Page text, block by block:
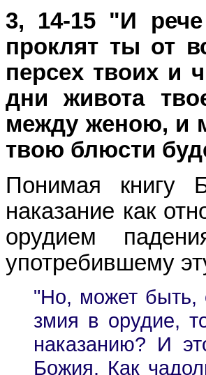
3, 14-15 "И
проклят ты от
персех твоих и
дни живота
между женою, и
твою блюсти
Понимая книгу
наказание как
орудием
употребившему
"Но, может быть,
змия в орудие,
наказанию? И
Божия. Как